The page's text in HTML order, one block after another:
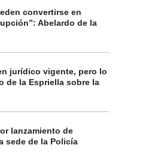
convertirse en
Abelardo de la
jurídico vigente, pero lo
de la Espriella sobre la
lanzamiento de
sede de la Policía